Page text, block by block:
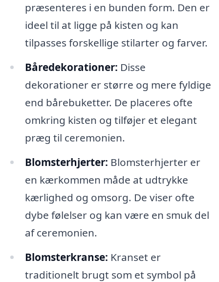
præsenteres i en bunden form. Den er
ideel til at ligge på kisten og kan
tilpasses forskellige stilarter og farver.
Båredekorationer: Disse
dekorationer er større og mere fyldige
end bårebuketter. De placeres ofte
omkring kisten og tilføjer et elegant
præg til ceremonien.
Blomsterhjerter: Blomsterhjerter er
en kærkommen måde at udtrykke
kærlighed og omsorg. De viser ofte
dybe følelser og kan være en smuk del
af ceremonien.
Blomsterkranse: Kranset er
traditionelt brugt som et symbol på